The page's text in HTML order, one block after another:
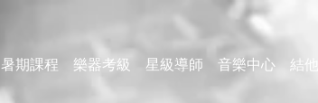
暑期課程 樂器考級 星級導師 音樂中心 結